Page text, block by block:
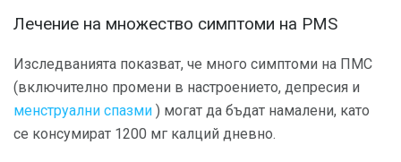
Лечение на множество симптоми на PMS
Изследванията показват, че много симптоми на ПМС
(включително промени в настроението, депресия и
менструални спазми ) могат да бъдат намалени, като
се консумират 1200 мг калций дневно.